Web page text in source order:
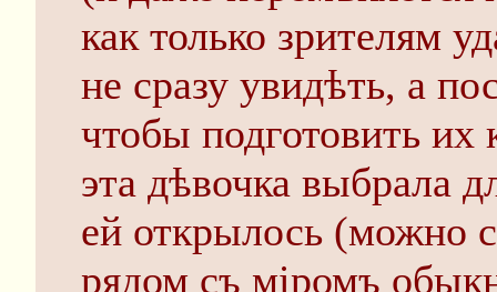
как только зрителям
не сразу увидѣть, а
чтобы подготовить
эта дѣвочка выбрала
ей открылось (можно
рядом съ міромъ